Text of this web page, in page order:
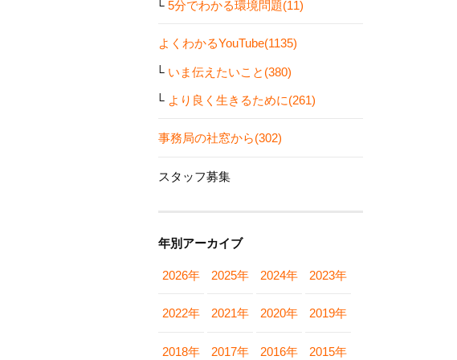
5分でわかる環境問題(11)
よくわかるYouTube(1135)
いま伝えたいこと(380)
より良く生きるために(261)
事務局の社窓から(302)
スタッフ募集
年別アーカイブ
2026年 2025年 2024年 2023年
2022年 2021年 2020年 2019年
2018年 2017年 2016年 2015年